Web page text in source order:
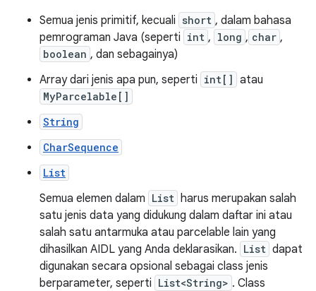
Semua jenis primitif, kecuali short , dalam bahasa
pemrograman Java (seperti int , long , char ,
boolean , dan sebagainya)
Array dari jenis apa pun, seperti int[] atau
MyParcelable[]
String
CharSequence
List
Semua elemen dalam List harus merupakan salah
satu jenis data yang didukung dalam daftar ini atau
salah satu antarmuka atau parcelable lain yang
dihasilkan AIDL yang Anda deklarasikan. List dapat
digunakan secara opsional sebagai class jenis
berparameter, seperti List<String> . Class